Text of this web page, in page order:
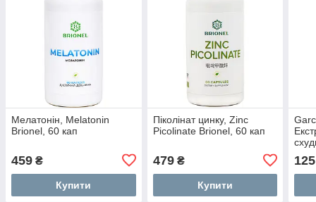
Мелатонін, Melatonin
Brionel, 60 кап
459 ₴
Купити
Піколінат цинку, Zinc
Picolinate Brionel, 60 кап
479₴
Купити
125